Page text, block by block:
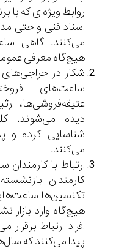
روابط ویژه‌ای که با
اسناد فنی و حتی
می‌کنند. گاهی
هیچ‌گاه معرفی
شکار در
ساعت‌های
عتیقه‌فروشی‌ها،
دیده می‌شوند.
شناسایی کرده و
می‌کنند.
ارتباط با
کارمندان
تکنسین‌ها
هیچ‌گاه وارد بازار
افراد ارتباط
پیدا می‌کنند که